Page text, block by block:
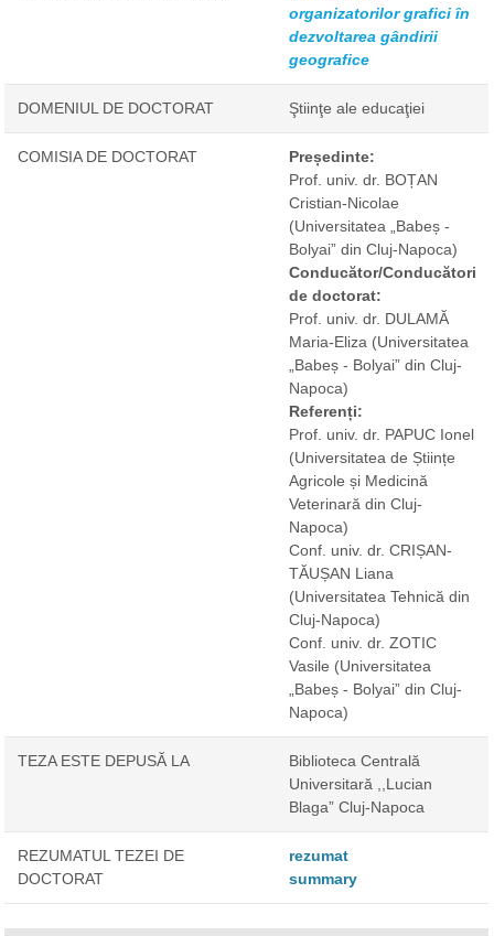
organizatorilor grafici în
dezvoltarea gândirii
geografice
DOMENIUL DE DOCTORAT Ştiinţe ale educaţiei
COMISIA DE DOCTORAT
Președinte:
Prof. univ. dr. BOȚAN
Cristian-Nicolae
(Universitatea „Babeș -
Bolyai” din Cluj-Napoca)
Conducător/Conducători
de doctorat:
Prof. univ. dr. DULAMĂ
Maria-Eliza (Universitatea
„Babeș - Bolyai” din Cluj-
Napoca)
Referenți:
Prof. univ. dr. PAPUC Ionel
(Universitatea de Științe
Agricole și Medicină
Veterinară din Cluj-
Napoca)
Conf. univ. dr. CRIȘAN-
TĂUȘAN Liana
(Universitatea Tehnică din
Cluj-Napoca)
Conf. univ. dr. ZOTIC
Vasile (Universitatea
„Babeș - Bolyai” din Cluj-
Napoca)
TEZA ESTE DEPUSĂ LA
Biblioteca Centrală
Universitară ,,Lucian
Blaga” Cluj-Napoca
REZUMATUL TEZEI DE
DOCTORAT
rezumat
summary